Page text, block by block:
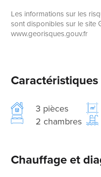
Les informations sur les
sont disponibles sur le site
www.georisques.gouv.fr
3 pièces
2 chambres
Chauffage et